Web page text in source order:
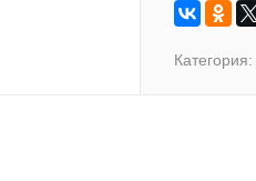
Категория: